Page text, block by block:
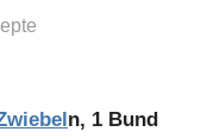
n, 1 Bund